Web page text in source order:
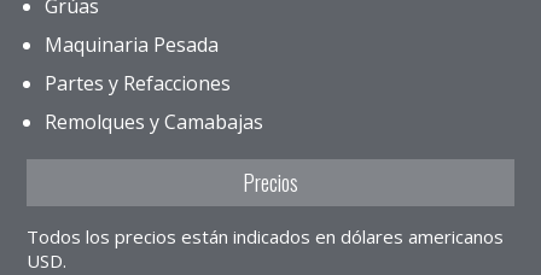
Grúas
Maquinaria Pesada
Partes y Refacciones
Remolques y Camabajas
Precios
Todos los precios están indicados en dólares americanos
USD.